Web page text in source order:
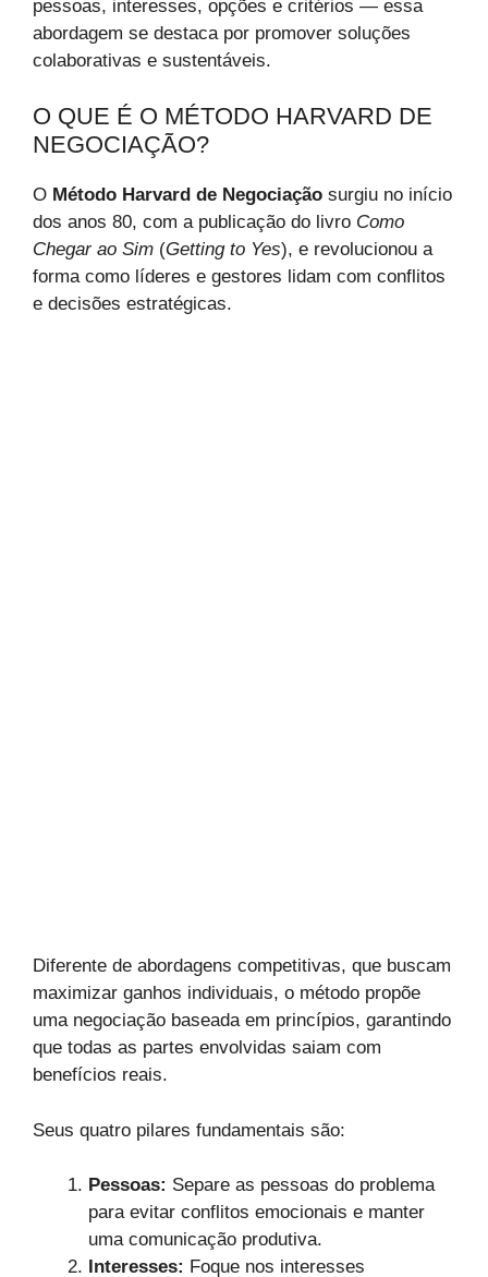
pessoas, interesses, opções e critérios — essa
abordagem se destaca por promover soluções
colaborativas e sustentáveis.
O QUE É O MÉTODO HARVARD DE
NEGOCIAÇÃO?
O Método Harvard de Negociação surgiu no início
dos anos 80, com a publicação do livro Como
Chegar ao Sim (Getting to Yes), e revolucionou a
forma como líderes e gestores lidam com conflitos
e decisões estratégicas.
Diferente de abordagens competitivas, que buscam
maximizar ganhos individuais, o método propõe
uma negociação baseada em princípios, garantindo
que todas as partes envolvidas saiam com
benefícios reais.
Seus quatro pilares fundamentais são:
Pessoas: Separe as pessoas do problema
para evitar conflitos emocionais e manter
uma comunicação produtiva.
Interesses: Foque nos interesses